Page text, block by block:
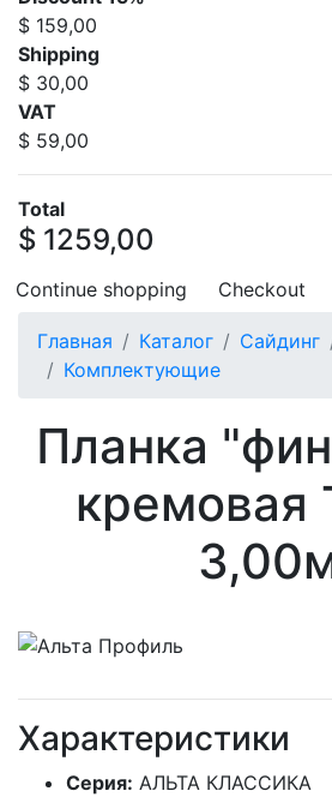
$ 159,00
Shipping
$ 30,00
VAT
$ 59,00
Total
$ 1259,00
Continue shopping Checkout
Главная Каталог Сайдинг
Комплектующие
Планка
кремовая
Характеристики
Серия: АЛЬТА КЛАССИКА